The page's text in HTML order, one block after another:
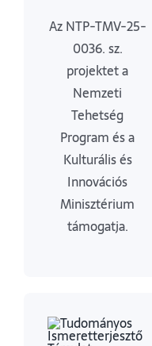
Az NTP-TMV-25-
0036. sz.
projektet a
Nemzeti
Tehetség
Program és a
Kulturális és
Innovációs
Minisztérium
támogatja.